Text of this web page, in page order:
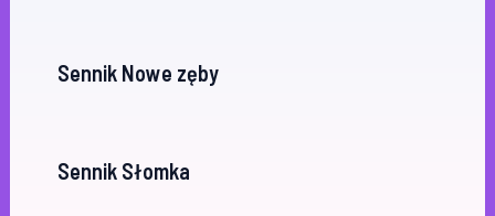
Sennik Nowe zęby
Sennik Słomka